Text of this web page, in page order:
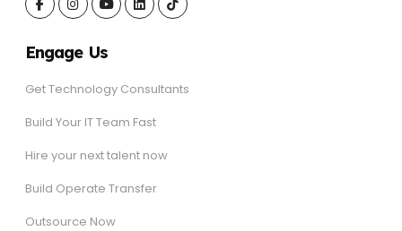
Engage Us
Get Technology Consultants
Build Your IT Team Fast
Hire your next talent now
Build Operate Transfer
Outsource Now